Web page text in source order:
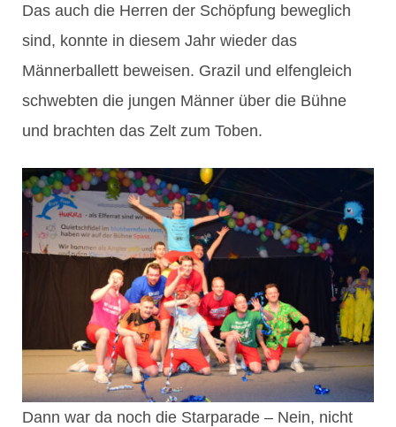
Das auch die Herren der Schöpfung beweglich
sind, konnte in diesem Jahr wieder das
Männerballett beweisen. Grazil und elfengleich
schwebten die jungen Männer über die Bühne
und brachten das Zelt zum Toben.
Dann war da noch die Starparade – Nein, nicht